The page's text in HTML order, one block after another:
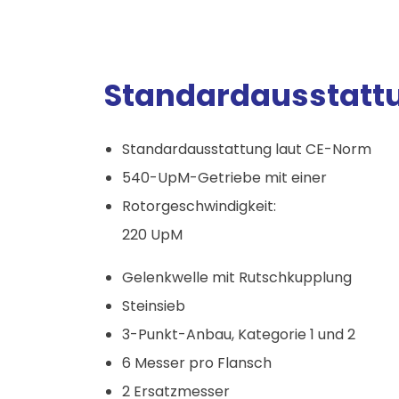
Standardausstattung laut CE-Norm
540-UpM-Getriebe mit einer
Rotorgeschwindigkeit:
220 UpM
Gelenkwelle mit Rutschkupplung
Steinsieb
3-Punkt-Anbau, Kategorie 1 und 2
6 Messer pro Flansch
2 Ersatzmesser